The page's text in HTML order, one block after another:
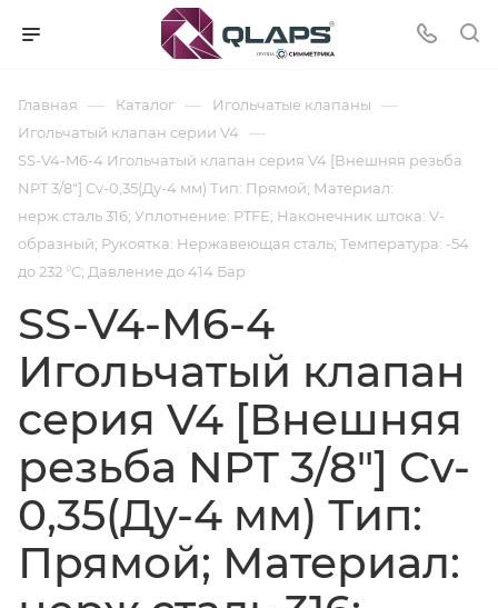
Главная — Каталог — Игольчатые клапаны —
Игольчатый клапан серии V4 —
SS-V4-M6-4 Игольчатый клапан серия V4 [Внешняя резьба
NPT 3/8"] Cv-0,35(Ду-4 мм) Тип: Прямой; Материал:
нерж.сталь 316; Уплотнение: PTFE; Наконечник штока: V-
образный; Рукоятка: Нержавеющая сталь; Температура: -54
до 232 °C; Давление до 414 Бар
SS-V4-M6-4
Игольчатый клапан
серия V4 [Внешняя
резьба NPT 3/8"] Cv-
0,35(Ду-4 мм) Тип:
Прямой; Материал: